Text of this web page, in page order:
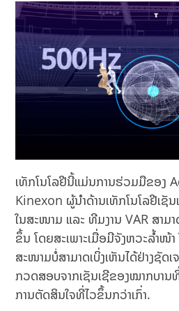
ເທັກໂນໂລຢີນີ້ແມ່ນການຮ່ວມມືຂອງ
Kinexon ຜູ້ນໍາດ້ານເທັກໂນໂລຢີເຊັ
ໃນສະໜາມ ແລະ ທີມງານ VAR ສາມ
ຂຶ້ນ ໂດຍສະເພາະເມື່ອມີຈັງຫວະລໍ້າໜ້
ສະໜາມບໍ່ສາມາດເບິ່ງເຫັນໄດ້ຢ່າງຊັດ
ກວດສອບຈາກເຊັນເຊີຂອງໝາກບານ
ການຕັດສິນໃຈທີ່ໄວຂຶ້ນກວ່າເກົ່າ.